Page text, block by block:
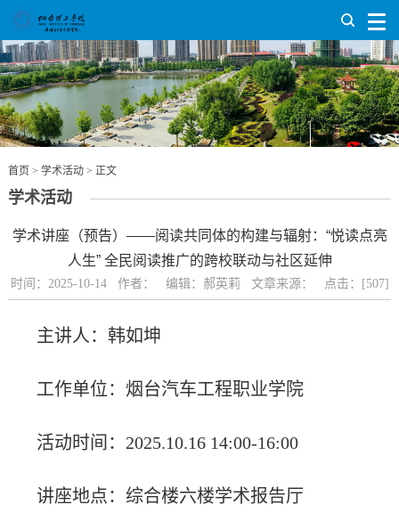
首页 >学术活动 > 正文
学术活动
学术讲座（预告）——阅读共同体的构建与辐射：“悦读点亮
人生” 全民阅读推广的跨校联动与社区延伸
时间：2025-10-14 作者： 编辑：郝英莉 文章来源： 点击：[507]
主讲人：韩如坤
工作单位：烟台汽车工程职业学院
活动时间： 2025.10.16 14:00-16:00
讲座地点：综合楼六楼学术报告厅